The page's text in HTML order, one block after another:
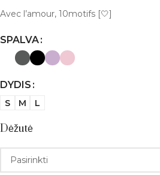
Avec l’amour, 10motifs [🤍]
SPALVA
DYDIS
S M L
Dėžutė